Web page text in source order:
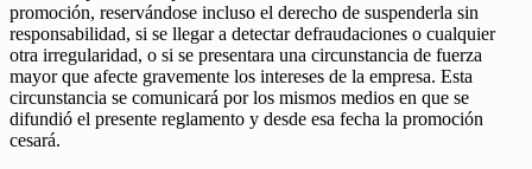
promoción, reservándose incluso el derecho de suspenderla sin
responsabilidad, si se llegar a detectar defraudaciones o cualquier
otra irregularidad, o si se presentara una circunstancia de fuerza
mayor que afecte gravemente los intereses de la empresa. Esta
circunstancia se comunicará por los mismos medios en que se
difundió el presente reglamento y desde esa fecha la promoción
cesará.